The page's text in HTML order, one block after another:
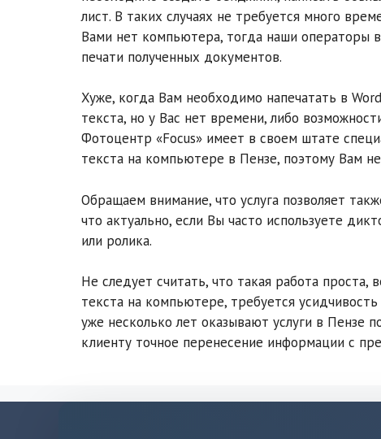
лист. В таких случаях не требуется много
Вами нет компьютера, тогда наши операторы
печати полученных документов.
Хуже, когда Вам необходимо напечатать в
текста, но у Вас нет времени, либо
Фотоцентр «Focus» имеет в своем штате
текста на компьютере в Пензе, поэтому Вам
Обращаем внимание, что услуга позволяет
что актуально, если Вы часто используете
или ролика.
Не следует считать, что такая работа
текста на компьютере, требуется
уже несколько лет оказывают услуги в Пензе
клиенту точное перенесение информации с